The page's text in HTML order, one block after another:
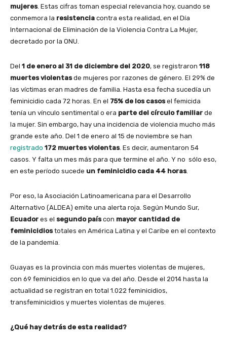
mujeres. Estas cifras toman especial relevancia hoy, cuando se
conmemora la resistencia contra esta realidad, en el Día
Internacional de Eliminación de la Violencia Contra La Mujer,
decretado por la ONU.
Del 1 de enero al 31 de diciembre del 2020, se registraron 118
muertes violentasde mujeres por razones de género. El 29% de
las víctimas eran madres de familia. Hasta esa fecha sucedía un
feminicidio cada 72 horas. En el 75% de los casosel femicida
tenía un vínculo sentimental o era parte del círculo familiar de
la mujer. Sin embargo, hay una incidencia de violencia mucho más
grande este año. Del 1 de enero al 15 de noviembre se han
registrado 172 muertes violentas. Es decir, aumentaron 54
casos. Y falta un mes más para que termine el año. Y no sólo eso,
en este período sucede un feminicidio cada 44 horas.
Por eso, la Asociación Latinoamericana para el Desarrollo
Alternativo (ALDEA) emite una alerta roja. Según Mundo Sur,
Ecuador es el segundo paíscon mayor cantidad de
feminicidiostotales en América Latina y el Caribe en el contexto
de la pandemia.
Guayas es la provincia con más muertes violentas de mujeres,
con 69 feminicidios en lo que va del año. Desde el 2014 hasta la
actualidad se registran en total 1.022 feminicidios,
transfeminicidios y muertes violentas de mujeres.
¿Qué hay detrás de esta realidad?